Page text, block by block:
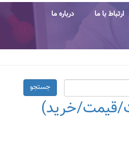
ارتباط با ما درباره ما
جستجو